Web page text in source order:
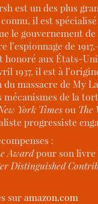
est un des plus
il est
le gouvernement
l’espionnage de
honoré aux États-
1937, il est à
massacre de My
de la
York Timesou The
progressiste
:
Awardpour son livre
Distinguished
suramazon.com